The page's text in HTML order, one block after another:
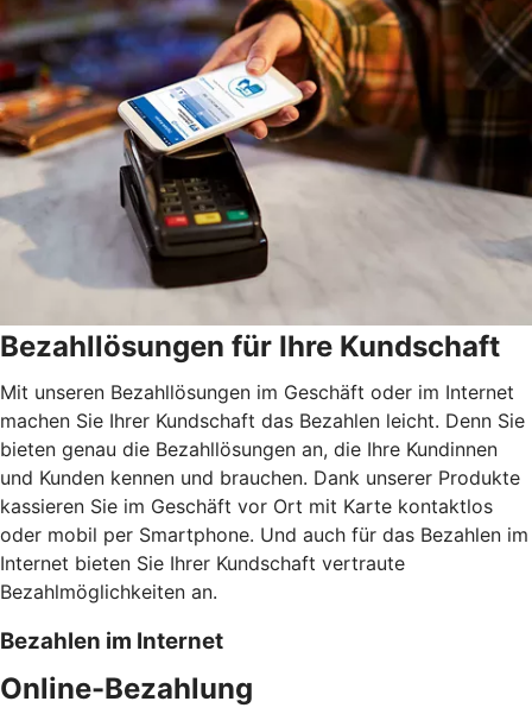
Bezahllösungen für Ihre Kundschaft
Mit unseren Bezahllösungen im Geschäft oder im Internet
machen Sie Ihrer Kundschaft das Bezahlen leicht. Denn Sie
bieten genau die Bezahllösungen an, die Ihre Kundinnen
und Kunden kennen und brauchen. Dank unserer Produkte
kassieren Sie im Geschäft vor Ort mit Karte kontaktlos
oder mobil per Smartphone. Und auch für das Bezahlen im
Internet bieten Sie Ihrer Kundschaft vertraute
Bezahlmöglichkeiten an.
Bezahlen im Internet
Online-Bezahlung